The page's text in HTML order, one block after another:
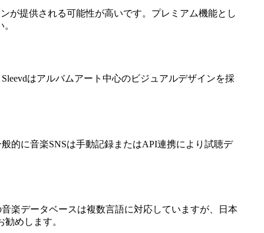
が提供される可能性が高いです。プレミアム機能とし
はアルバムアート中心のビジュアルデザインを採
的に音楽SNSは手動記録またはAPI連携により試聴デ
楽データベースは複数言語に対応していますが、日本
めします。